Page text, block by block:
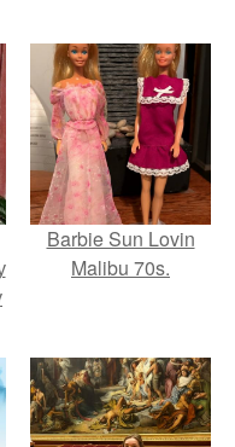
Barbie Sun Lovin
Malibu 70s.